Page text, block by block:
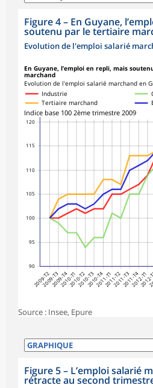
Figure 4– En Guyane,
soutenu par le tertiaire
Evolution de l'emploi salarié
En Guyane, l’emploi en repli, mais
marchand
Evolution de l'emploi salarié marchand en
90
95
100
105
110
115
120
Indice base 100 2ème trimestre 2009
2009-T2
2009-T32009-T42010-T12010-T22010-T32010-T42011-T12011-T22011-T32011-T42012-T1
Industrie
Tertiaire marchand
Source : Insee, Epure
Figure 5– L’emploi salarié
rétracte au second